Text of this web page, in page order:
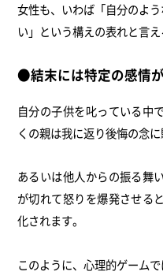
女性も、いわば「自分のよ
い」という構えの表れと言え
●結末には特定の感情
自分の子供を叱っている中
くの親は我に返り後悔の念
あるいは他人からの振る舞
が切れて怒りを爆発させる
化されます。
このように、心理的ゲーム